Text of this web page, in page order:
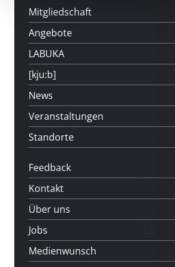
Mitgliedschaft
Angebote
LABUKA
[kju:b]
News
Veranstaltungen
Standorte
Feedback
Kontakt
Über uns
Jobs
Medienwunsch